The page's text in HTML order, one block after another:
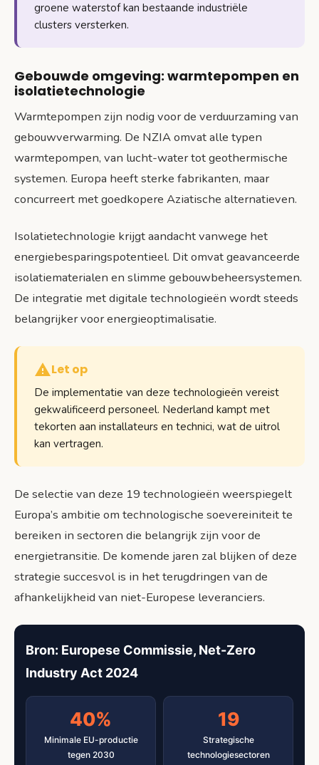
groene waterstof kan bestaande industriële
clusters versterken.
Gebouwde omgeving: warmtepompen en
isolatietechnologie
Warmtepompen zijn nodig voor de verduurzaming van
gebouwverwarming. De NZIA omvat alle typen
warmtepompen, van lucht-water tot geothermische
systemen. Europa heeft sterke fabrikanten, maar
concurreert met goedkopere Aziatische alternatieven.
Isolatietechnologie krijgt aandacht vanwege het
energiebesparingspotentieel. Dit omvat geavanceerde
isolatiematerialen en slimme gebouwbeheersystemen.
De integratie met digitale technologieën wordt steeds
belangrijker voor energieoptimalisatie.
Let op
De implementatie van deze technologieën vereist
gekwalificeerd personeel. Nederland kampt met
tekorten aan installateurs en technici, wat de uitrol
kan vertragen.
De selectie van deze 19 technologieën weerspiegelt
Europa’s ambitie om technologische soevereiniteit te
bereiken in sectoren die belangrijk zijn voor de
energietransitie. De komende jaren zal blijken of deze
strategie succesvol is in het terugdringen van de
afhankelijkheid van niet-Europese leveranciers.
Bron: Europese Commissie, Net-Zero
Industry Act 2024
40%
Minimale EU-productie
tegen 2030
19
Strategische
technologiesectoren